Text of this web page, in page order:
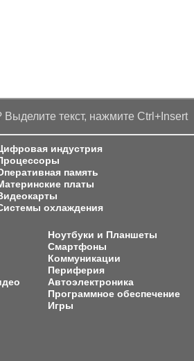
текст, нажмите Ctrl+Insert
индустрия
память
платы
охлаждения
Ноутбуки и Планшеты
Смартфоны
Коммуникации
Периферия
Автоэлектроника
Программное обеспечение
Игры